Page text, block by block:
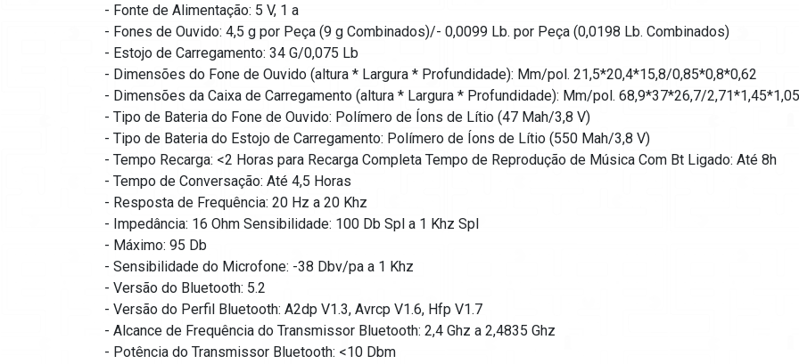
- Fonte de Alimentação: 5 V, 1 a
- Fones de Ouvido: 4,5 g por Peça (9 g Combinados)/- 0,0099 Lb. por Peça (0,0198 Lb. Combinados)
- Estojo de Carregamento: 34 G/0,075 Lb
- Dimensões do Fone de Ouvido (altura * Largura * Profundidade): Mm/pol. 21,5*20,4*15,8/0,85*0,8*0,62
- Dimensões da Caixa de Carregamento (altura * Largura * Profundidade): Mm/pol. 68,9*37*26,7/2,71*1,45*1,05
- Tipo de Bateria do Fone de Ouvido: Polímero de Íons de Lítio (47 Mah/3,8 V)
- Tipo de Bateria do Estojo de Carregamento: Polímero de Íons de Lítio (550 Mah/3,8 V)
- Tempo Recarga: <2 Horas para Recarga Completa Tempo de Reprodução de Música Com Bt Ligado: Até 8h
- Tempo de Conversação: Até 4,5 Horas
- Resposta de Frequência: 20 Hz a 20 Khz
- Impedância: 16 Ohm Sensibilidade: 100 Db Spl a 1 Khz Spl
- Máximo: 95 Db
- Sensibilidade do Microfone: -38 Dbv/pa a 1 Khz
- Versão do Bluetooth: 5.2
- Versão do Perfil Bluetooth: A2dp V1.3, Avrcp V1.6, Hfp V1.7
- Alcance de Frequência do Transmissor Bluetooth: 2,4 Ghz a 2,4835 Ghz
- Potência do Transmissor Bluetooth: <10 Dbm